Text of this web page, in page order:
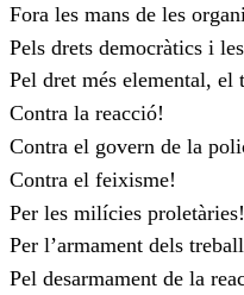
Fora les mans de les
Pels drets democràtics i
Pel dret més elemental, el
Contra la reacció!
Contra el govern de la
Contra el feixisme!
Per les milícies proletàries!
Per l’armament dels
Pel desarmament de la